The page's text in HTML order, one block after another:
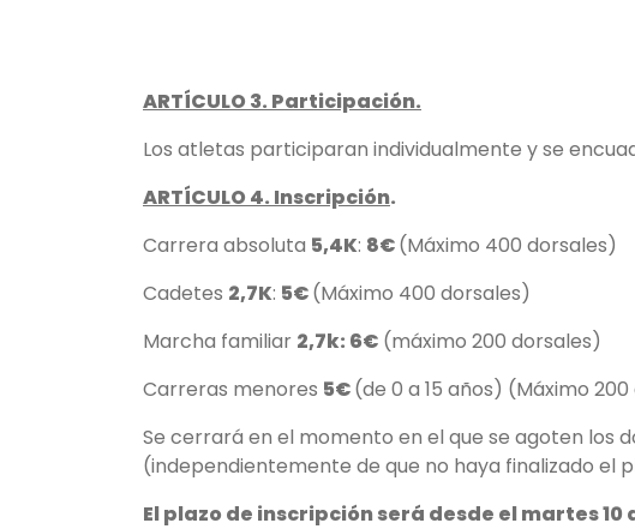
ARTÍCULO 3. Participación.
Los atletas participaran individualmente y se
ARTÍCULO 4. Inscripción.
Carrera absoluta 5,4K: 8€(Máximo 400 dorsales)
Cadetes 2,7K: 5€(Máximo 400 dorsales)
Marcha familiar 2,7k: 6€ (máximo 200 dorsales)
Carreras menores 5€(de 0 a 15 años) (Máximo
Se cerrará en el momento en el que se agoten los
(independientemente de que no haya finalizado el
El plazo de inscripción será desde el martes 10